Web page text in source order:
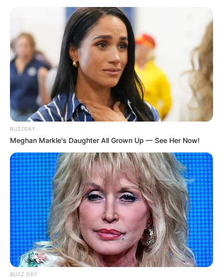
BUZZDAY
Meghan Markle's Daughter All Grown Up — See Her Now!
BUZZ DAY